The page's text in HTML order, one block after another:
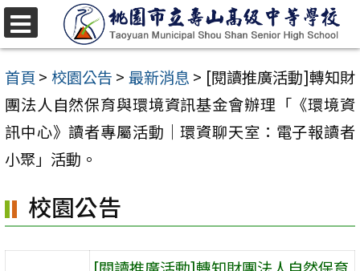
跳
至
主
要
內
容
首頁 > 校園公告 > 最新消息 > [閱讀推廣活動]轉知財
團法人自然保育與環境資訊基金會辦理「《環境資
訊中心》讀者專屬活動｜環資聊天室：電子報讀者
小聚」活動。
校園公告
選
單